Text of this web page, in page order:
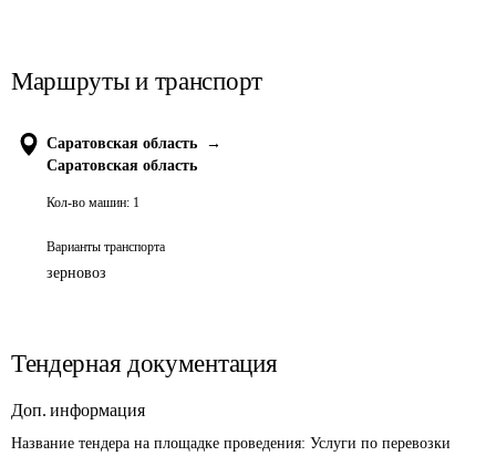
Маршруты и транспорт
Саратовская область
→
Саратовская область
Кол-во машин: 1
Варианты транспорта
зерновоз
Тендерная документация
Доп. информация
Название тендера на площадке проведения: Услуги по перевозки